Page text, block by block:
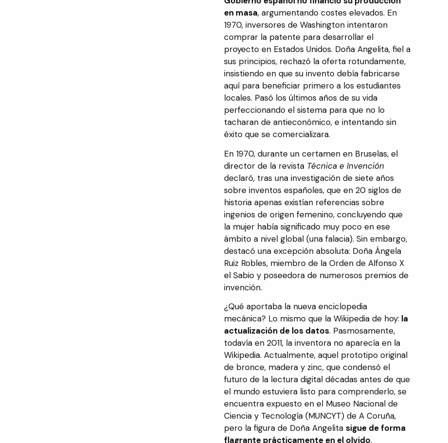
en masa, argumentando costes elevados. En
1970, inversores de Washington intentaron
comprar la patente para desarrollar el
proyecto en Estados Unidos. Doña Angelita, fiel a
sus principios, rechazó la oferta rotundamente,
insistiendo en que su invento debía fabricarse
aquí para beneficiar primero a los estudiantes
locales. Pasó los últimos años de su vida
perfeccionando el sistema para que no lo
tacharan de antieconómico, e intentando sin
éxito que se comercializara.
En 1970, durante un certamen en Bruselas, el
director de la revistaTécnica e Invención
declaró, tras una investigación de siete años
sobre inventos españoles, que en 20 siglos de
historia apenas existían referencias sobre
ingenios de origen femenino, concluyendo que
la mujer había significado muy poco en ese
ámbito a nivel global (una falacia). Sin embargo,
destacó una excepción absoluta: Doña Ángela
Ruiz Robles, miembro de la Orden de Alfonso X
el Sabio y poseedora de numerosos premios de
invención.
¿Qué aportaba la nueva enciclopedia
mecánica? Lo mismo que la Wikipedia de hoy: la
actualización de los datos. Pasmosamente,
todavía en 2011, la inventora no aparecía en la
Wikipedia. Actualmente, aquel prototipo original
de bronce, madera y zinc, que condensó el
futuro de la lectura digital décadas antes de que
el mundo estuviera listo para comprenderlo, se
encuentra expuesto en el Museo Nacional de
Ciencia y Tecnología (MUNCYT) de A Coruña,
pero la figura de Doña Angelita sigue de forma
flagrante prácticamente en el olvido.